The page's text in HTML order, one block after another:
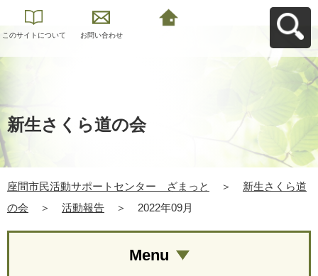
このサイトについて お問い合わせ
新生さくら道の会
座間市民活動サポートセンター ざまっと ＞
新生さくら道
の会
＞ 活動報告 ＞ 2022年09月
Menu